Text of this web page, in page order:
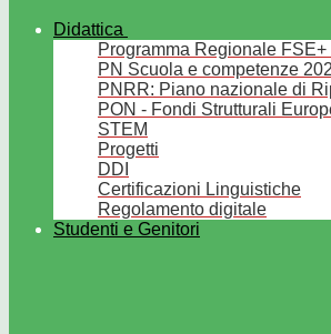
Didattica
Programma Regionale FSE+
PN Scuola e competenze
PNRR: Piano nazionale di
PON - Fondi Strutturali
STEM
Progetti
DDI
Certificazioni Linguistiche
Regolamento digitale
Studenti e Genitori